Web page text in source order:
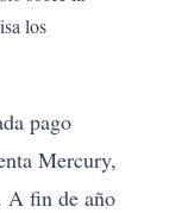
los
pago
Mercury,
A fin de año